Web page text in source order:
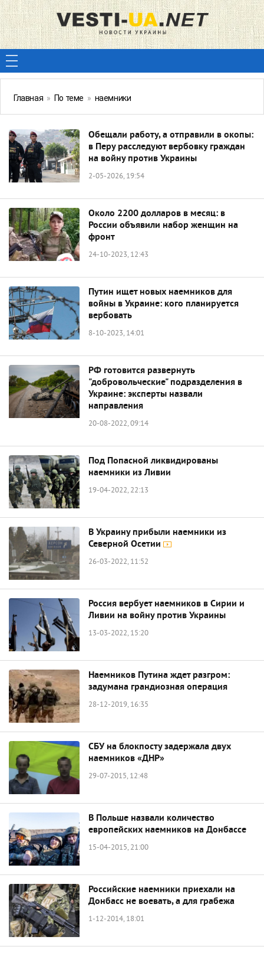
Главная » По теме » наемники
Обещали работу, а отправили в окопы:
в Перу расследуют вербовку граждан
на войну против Украины
2-05-2026, 19:54
Около 2200 долларов в месяц: в
России объявили набор женщин на
фронт
24-10-2023, 12:43
Путин ищет новых наемников для
войны в Украине: кого планируется
вербовать
8-10-2023, 14:01
РФ готовится развернуть
"добровольческие" подразделения в
Украине: эксперты назвали
направления
20-08-2022, 09:14
Под Попасной ликвидированы
наемники из Ливии
19-04-2022, 22:13
В Украину прибыли наемники из
Северной Осетии
26-03-2022, 11:52
Россия вербует наемников в Сирии и
Ливии на войну против Украины
13-03-2022, 15:20
Наемников Путина ждет разгром:
задумана грандиозная операция
28-12-2019, 16:35
СБУ на блокпосту задержала двух
наемников «ДНР»
29-07-2015, 12:48
В Польше назвали количество
европейских наемников на Донбассе
15-04-2015, 21:00
Российские наемники приехали на
Донбасс не воевать, а для грабежа
1-12-2014, 18:01